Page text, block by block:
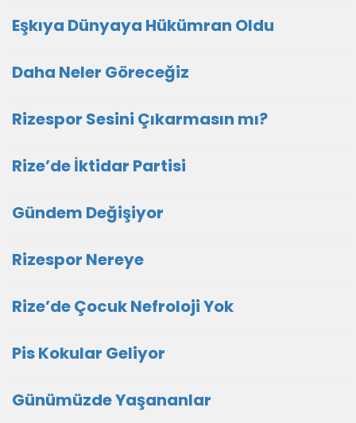
Eşkıya Dünyaya Hükümran Oldu
Daha Neler Göreceğiz
Rizespor Sesini Çıkarmasın mı?
Rize’de İktidar Partisi
Gündem Değişiyor
Rizespor Nereye
Rize’de Çocuk Nefroloji Yok
Pis Kokular Geliyor
Günümüzde Yaşananlar